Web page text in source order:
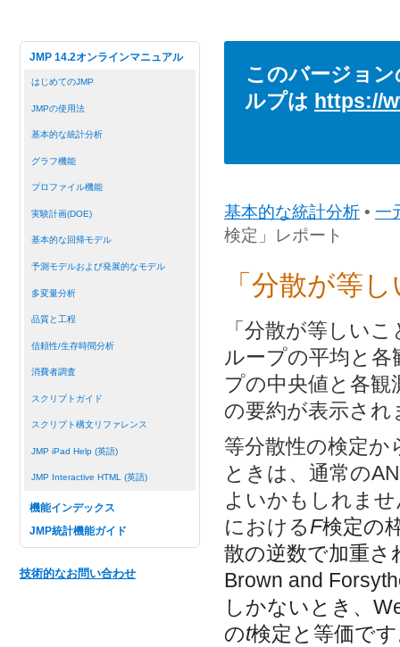
JMP 14.2オンラインマニュアル
はじめてのJMP
JMPの使用法
基本的な統計分析
グラフ機能
プロファイル機能
実験計画(DOE)
基本的な回帰モデル
予測モデルおよび発展的なモデル
多変量分析
品質と工程
信頼性/生存時間分析
消費者調査
スクリプトガイド
スクリプト構文リファレンス
JMP iPad Help (英語)
JMP Interactive HTML (英語)
機能インデックス
JMP統計機能ガイド
技術的なお問い合わせ
このバージョ
ルプは https://
基本的な統計分析 • 一
検定」レポート
「分散が等
「分散が等しい
ループの平均と
プの中央値と各
の要約が表示され
等分散性の検定
ときは、通常の
よいかもしれま
におけるF検定の
散の逆数で加重
Brown and
しかないとき、
のt検定と等価で